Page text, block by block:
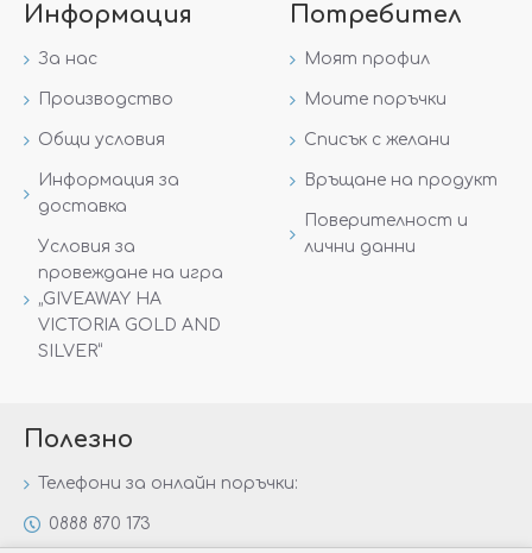
Информация
За нас
Производство
Общи условия
Информация за
доставка
Условия за
провеждане на игра
„GIVEAWAY НА
VICTORIA GOLD AND
SILVER“
Потребител
Моят профил
Моите поръчки
Списък с желани
Връщане на продукт
Поверителност и
лични данни
Полезно
Телефони за онлайн поръчки:
0888 870 173